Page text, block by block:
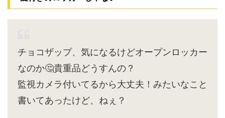
チョコザップ、気になるけどオープンロッカー
なのか🤔貴重品どうすんの？
監視カメラ付いてるから大丈夫！みたいなこと
書いてあったけど、ねぇ？